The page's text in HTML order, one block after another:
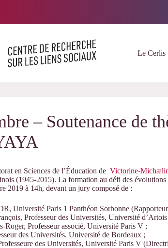
Le Cerlis
– Soutenance de
en Sciences de l’Éducation de Victorine-
(1945-2015). La formation au défi des
2019 à 14h, devant un jury composé de :
Université Paris 1 Panthéon Sorbonne
Professeur des Universités, Université
Professeur associé, Université Paris V ;
des Universités, Université de Bordeaux ;
des Universités, Université Paris V